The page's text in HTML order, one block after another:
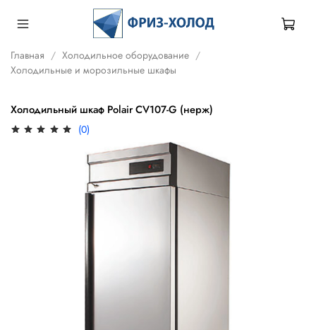
Главная
Холодильное оборудование
Холодильные и морозильные шкафы
Холодильный шкаф Polair CV107-G (нерж)
(0)